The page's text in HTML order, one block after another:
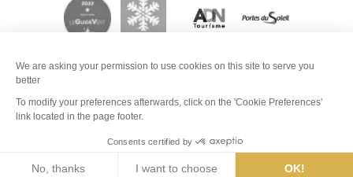
Zoeken Webcams Info pistes Interactieve
FANFOUÉ
Je peux t'aider ?